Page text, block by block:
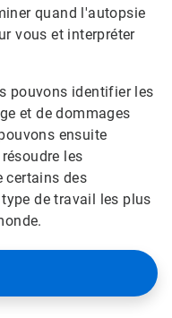
quand l'autopsie
vous et interpréter
pouvons identifier les
et de dommages
ensuite
les
certains des
de travail les plus